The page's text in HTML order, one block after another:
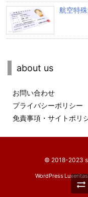
航空特
about us
お問い合わせ
プライバシーポリシー
免責事項・サイトポリ
© 2018-2023
WordPress
